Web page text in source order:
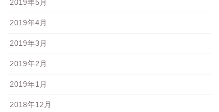
2019年5月
2019年4月
2019年3月
2019年2月
2019年1月
2018年12月